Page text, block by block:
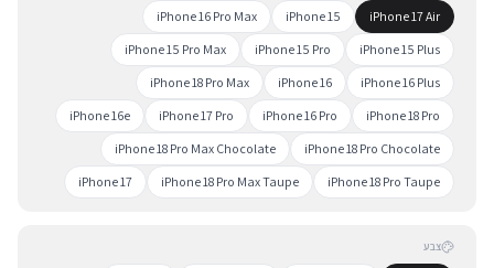
iPhone 17 Air
iPhone 15
iPhone 16 Pro Max
iPhone 15 Plus
iPhone 15 Pro
iPhone 15 Pro Max
iPhone 16 Plus
iPhone 16
iPhone 18 Pro Max
iPhone 18 Pro
iPhone 16 Pro
iPhone 17 Pro
iPhone 16e
iPhone 18 Pro Chocolate
iPhone 18 Pro Max Chocolate
iPhone 18 Pro Taupe
iPhone 18 Pro Max Taupe
iPhone 17
צבע